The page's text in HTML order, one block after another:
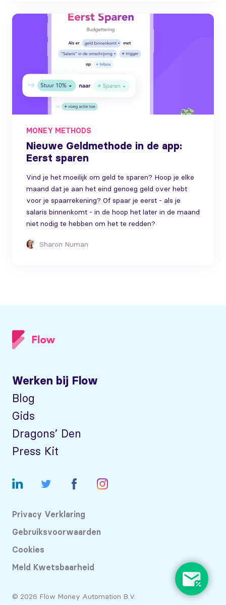
MONEY METHODS
Nieuwe Geldmethode in de app:
Eerst sparen
Vind je het moeilijk om geld te sparen? Hoop je elke
maand dat je aan het eind genoeg geld over hebt
voor je spaarrekening? Of spaar je eerst - als je
salaris binnenkomt - in de hoop het later in de maand
niet nodig te hebben om het te redden?
Sharon Numan
Werken bij Flow
Blog
Gids
Dragons’ Den
Press Kit
© 2026 Flow Money Automation B.V.
Privacy Verklaring
Gebruiksvoorwaarden
Cookies
Meld Kwetsbaarheid